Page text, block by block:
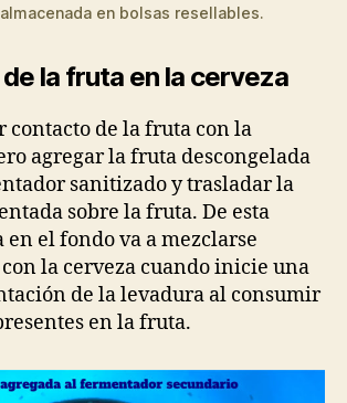
en bolsas resellables.
la fruta en la cerveza
contacto de la fruta con la
agregar la fruta descongelada
sanitizado y trasladar la
sobre la fruta. De esta
el fondo va a mezclarse
la cerveza cuando inicie una
de la levadura al consumir
en la fruta.